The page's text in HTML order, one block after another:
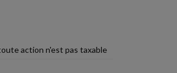
action n'est pas taxable